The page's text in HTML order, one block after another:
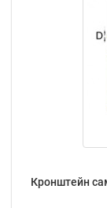
Кронштейн